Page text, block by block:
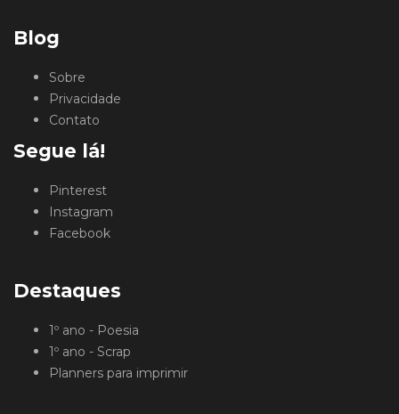
Blog
Sobre
Privacidade
Contato
Segue lá!
Pinterest
Instagram
Facebook
Destaques
1º ano - Poesia
1º ano - Scrap
Planners para imprimir